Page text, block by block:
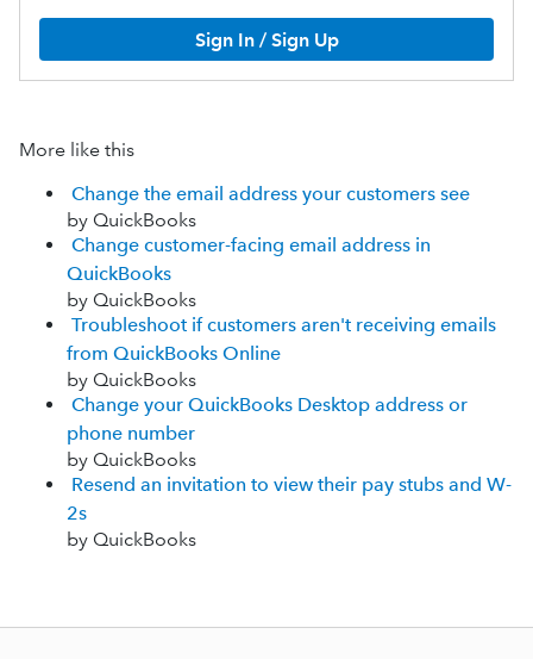
Sign In / Sign Up
More like this
Change the email address your customers see
by QuickBooks
Change customer-facing email address in
QuickBooks
by QuickBooks
Troubleshoot if customers aren't receiving emails
from QuickBooks Online
by QuickBooks
Change your QuickBooks Desktop address or
phone number
by QuickBooks
Resend an invitation to view their pay stubs and W-
2s
by QuickBooks